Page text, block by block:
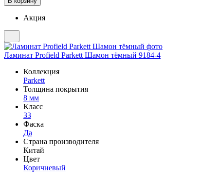
Акция
Ламинат Profield Parkett Шамон тёмный 9184-4
Коллекция
Parkett
Толщина покрытия
8 мм
Класс
33
Фаска
Да
Страна производителя
Китай
Цвет
Коричневый